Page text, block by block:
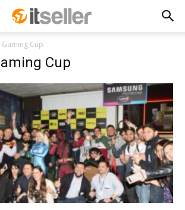
Gaming Cup
Cup